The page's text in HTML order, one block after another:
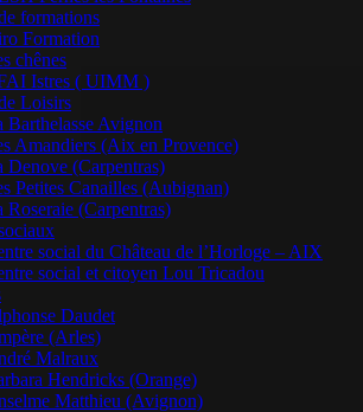
formations
Formation
chênes
Istres ( UIMM )
Loisirs
Barthelasse Avignon
Amandiers (Aix en Provence)
Denove (Carpentras)
Petites Canailles (Aubignan)
Roseraie (Carpentras)
social du Château de l’Horloge – AIX
social et citoyen Lou Tricadou
Daudet
(Arles)
Malraux
Hendricks (Orange)
Matthieu (Avignon)